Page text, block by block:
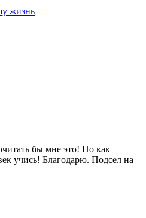
жизнь
бы мне это! Но как
учись! Благодарю. Подсел на